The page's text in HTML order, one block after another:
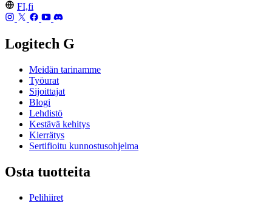
FI,fi
Logitech G
Meidän tarinamme
Työurat
Sijoittajat
Blogi
Lehdistö
Kestävä kehitys
Kierrätys
Sertifioitu kunnostusohjelma
Osta tuotteita
Pelihiiret